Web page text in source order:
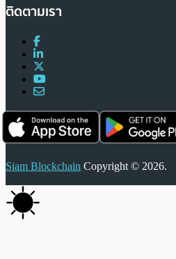
ติดตามเรา
Siam Blockchain Copyright © 2026.